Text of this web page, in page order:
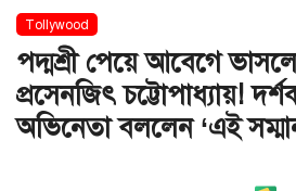
Tollywood
পদ্মশ্রী পেয়ে আবেগে
প্রসেনজিৎ চট্টোপাধ্যায়!
অভিনেতা বললেন ‘এই